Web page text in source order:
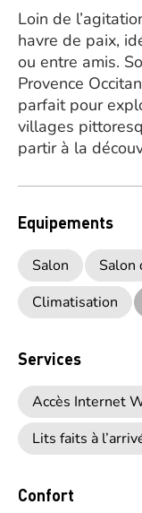
Loin de
havre de paix,
ou entre amis.
Provence
parfait pour
villages
partir à la
Equipements
Salon Salon
Climatisation
Services
Accès Internet
Lits faits à
Confort